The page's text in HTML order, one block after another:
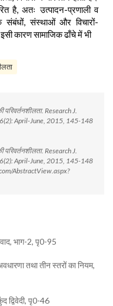
है, अतः उत्पादन-प्रणाली व
संबंधों, संस्थाओं और विचारों-
कारण सामाजिक ढाँचे में भी
परिवर्तनशीलता. Research J.
6(2): April-June, 2015, 145-148
परिवर्तनशीलता. Research J.
6(2): April-June, 2015, 145-148
AbstractView.aspx?
भाग-2, पृ0-95
तथा तीन स्तरों का नियम,
द्विवेदी, पृ0-46